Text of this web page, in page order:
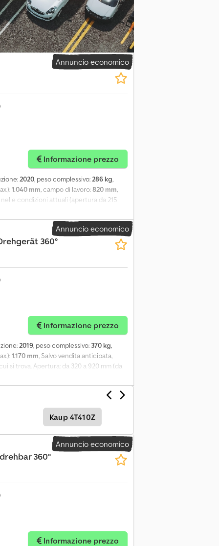
Annuncio economico
Informazione prezzo
2020, peso complessivo: 286 kg,
1.040 mm , campo di lavoro:820 mm
condizioni attuali (apertura da 215
Annuncio economico
360°
Informazione prezzo
2019, peso complessivo: 370 kg,
1.170 mm, Salvo vendita anticipata,
si trova. Apertura: da 320 a 920 mm (da
Kaup 4T410Z
Annuncio economico
360°
Informazione prezzo